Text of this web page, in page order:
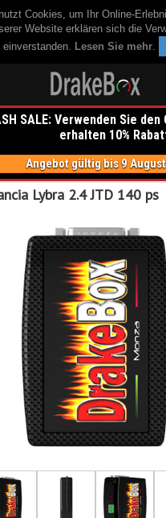
Cookies, um Ihr Online-
Website erklären sich die
einverstanden. Lesen Sie mehr.
SALE: Verwenden Sie den
erhalten 10%
Angebot gültig bis 9 August
Lybra 2.4 JTD 140 ps